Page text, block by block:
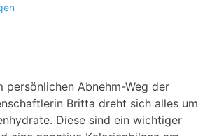
persönlichen Abnehm-Weg der
Britta dreht sich alles um
Diese sind ein wichtiger